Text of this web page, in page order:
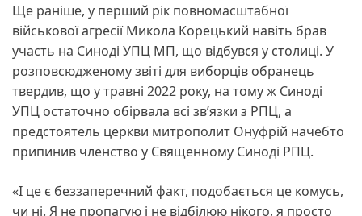
Ще раніше, у перший рік повномасштабної
військової агресії Микола Корецький навіть брав
участь на Синоді УПЦ МП, що відбувся у столиці. У
розповсюдженому звіті для виборців обранець
твердив, що у травні 2022 року, на тому ж Синоді
УПЦ остаточно обірвала всі зв’язки з РПЦ, а
предстоятель церкви митрополит Онуфрій начебто
припинив членство у Священному Синоді РПЦ.
«І це є беззаперечний факт, подобається це комусь,
чи ні. Я не пропагую і не відбілюю нікого, я просто